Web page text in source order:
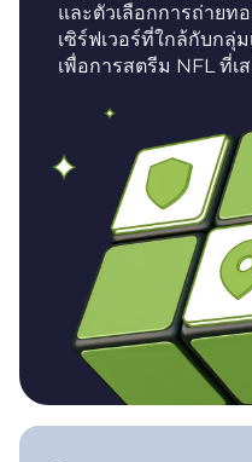
และตัวเลือกการถ่ายท
เซิร์ฟเวอร์ที่ใกล้กับก
เพื่อการสตรีม NFL ที่เ